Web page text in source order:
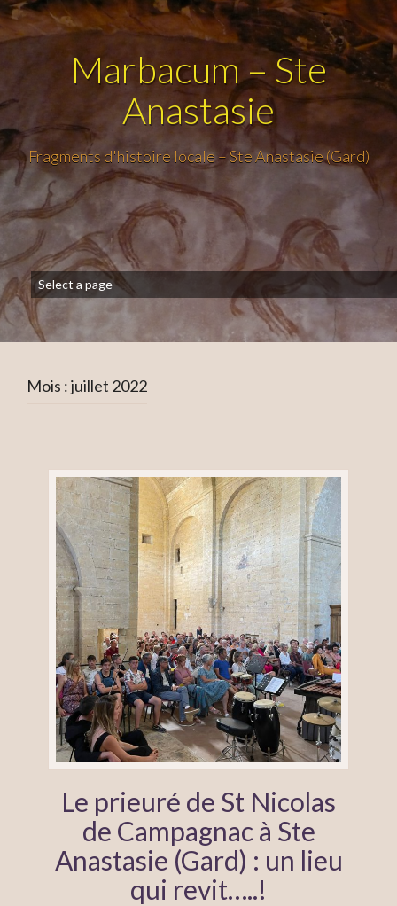
Marbacum – Ste
Anastasie
Fragments d'histoire locale – Ste Anastasie (Gard)
Mois :juillet 2022
Le prieuré de St Nicolas
de Campagnac à Ste
Anastasie (Gard) : un lieu
qui revit…..!